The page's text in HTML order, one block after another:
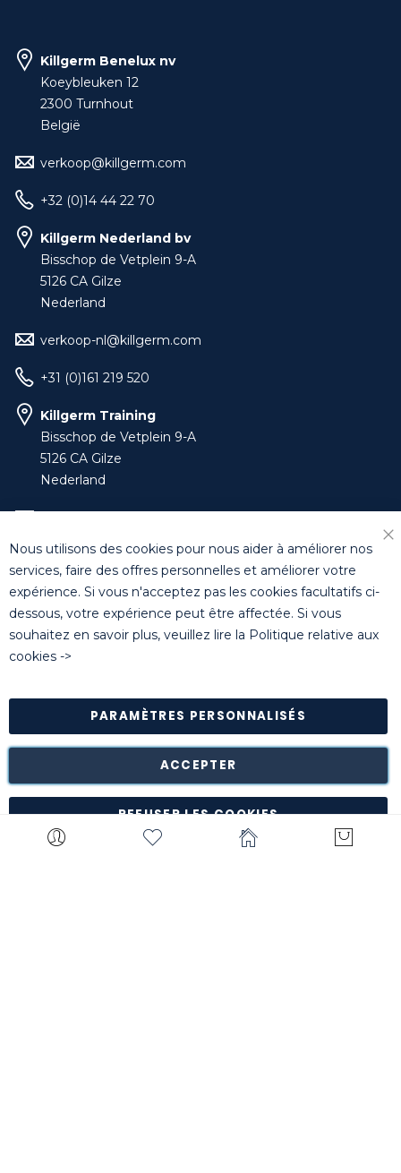
Killgerm Benelux nv
Koeybleuken 12
2300 Turnhout
België
verkoop@killgerm.com
+32 (0)14 44 22 70
Killgerm Nederland bv
Bisschop de Vetplein 9-A
5126 CA Gilze
Nederland
verkoop-nl@killgerm.com
+31 (0)161 219 520
Killgerm Training
Bisschop de Vetplein 9-A
5126 CA Gilze
Nederland
+32 (0)14 44 22 79
© Killgerm Group Ltd. All rights reserved |Conditions
générales de vente
Retour des marchandises est possible* dans les 14 jours
suivant leur réception dans leur emballage d'origine intact à
notre entrepôt de Turnhout (Belgique).
*à l'exception de certains produits comme la
Nous utilisons des cookies pour nous aider à améliorer nos
services, faire des offres personnelles et améliorer votre
expérience. Si vous n'acceptez pas les cookies facultatifs ci-
dessous, votre expérience peut être affectée. Si vous
souhaitez en savoir plus, veuillez lire la Politique relative aux
cookies ->
ACCEPTER
PARAMÈTRES PERSONNALISÉS
REFUSER LES COOKIES